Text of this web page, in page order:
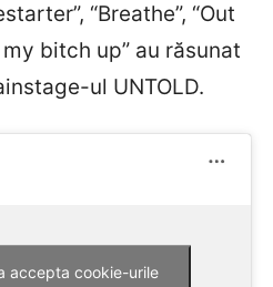
“Breathe”, “Out
bitch up” au răsunat
ul UNTOLD.
accepta cookie-urile